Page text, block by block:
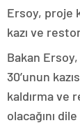
Ersoy, proje
kazı ve
Bakan Ersoy,
30’unun
kaldırma ve
olacağını